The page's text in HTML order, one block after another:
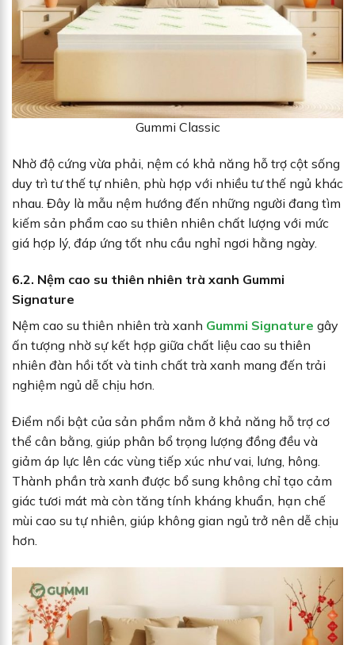
Gummi Classic
Nhờ độ cứng vừa phải, nệm có khả năng hỗ trợ cột sống
duy trì tư thế tự nhiên, phù hợp với nhiều tư thế ngủ khác
nhau. Đây là mẫu nệm hướng đến những người đang tìm
kiếm sản phẩm cao su thiên nhiên chất lượng với mức
giá hợp lý, đáp ứng tốt nhu cầu nghỉ ngơi hằng ngày.
6.2. Nệm cao su thiên nhiên trà xanh Gummi
Signature
Nệm cao su thiên nhiên trà xanh Gummi Signature gây
ấn tượng nhờ sự kết hợp giữa chất liệu cao su thiên
nhiên đàn hồi tốt và tinh chất trà xanh mang đến trải
nghiệm ngủ dễ chịu hơn.
Điểm nổi bật của sản phẩm nằm ở khả năng hỗ trợ cơ
thể cân bằng, giúp phân bổ trọng lượng đồng đều và
giảm áp lực lên các vùng tiếp xúc như vai, lưng, hông.
Thành phần trà xanh được bổ sung không chỉ tạo cảm
giác tươi mát mà còn tăng tính kháng khuẩn, hạn chế
mùi cao su tự nhiên, giúp không gian ngủ trở nên dễ chịu
hơn.